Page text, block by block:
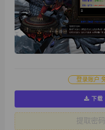
登录账户
下载
提取密码